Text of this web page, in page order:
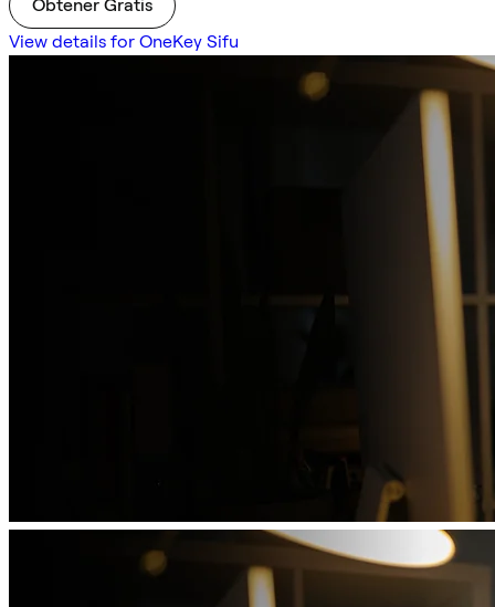
Obtener Gratis
View details for OneKey Sifu